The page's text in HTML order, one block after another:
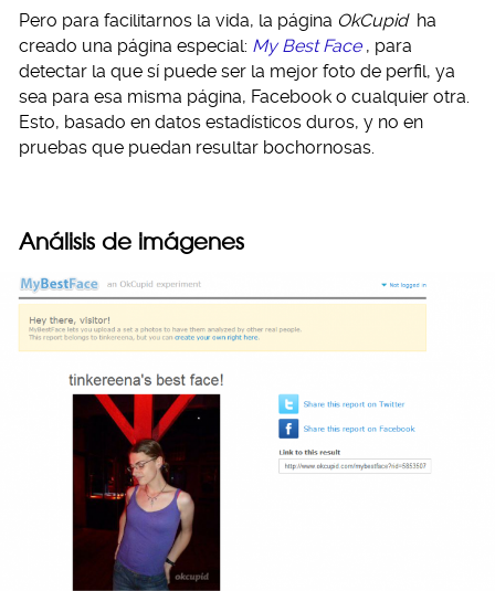
Pero para facilitarnos la vida, la página OkCupid ha
creado una página especial: My Best Face , para
detectar la que sí puede ser la mejor foto de perfil, ya
sea para esa misma página, Facebook o cualquier otra.
Esto, basado en datos estadísticos duros, y no en
pruebas que puedan resultar bochornosas.
Análisis de imágenes